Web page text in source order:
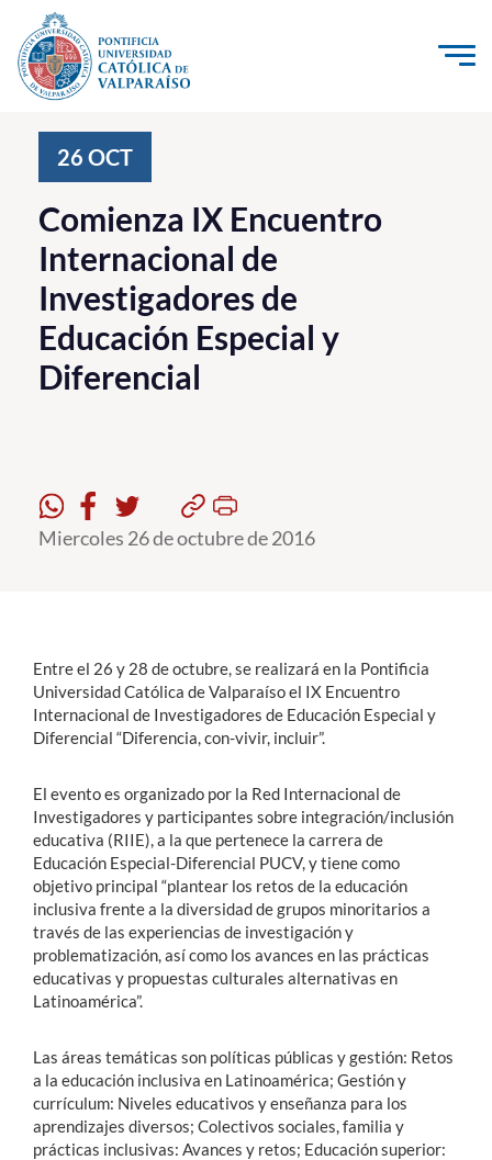
Click acá para ir directamente al contenido
Investigación, Creación e Innovación
PUCV Internacional
Vinculación con el Medio
Admisión
Pregrado
Estudiantes
Alumni
26 OCT
Comienza IX Encuentro
Internacional de
Investigadores de
Educación Especial y
Diferencial
Miercoles 26 de octubre de 2016
Entre el 26 y 28 de octubre, se realizará en la Pontificia
Universidad Católica de Valparaíso el IX Encuentro
Internacional de Investigadores de Educación Especial y
Diferencial “Diferencia, con-vivir, incluir”.
El evento es organizado por la Red Internacional de
Investigadores y participantes sobre integración/inclusión
educativa (RIIE), a la que pertenece la carrera de
Educación Especial-Diferencial PUCV, y tiene como
objetivo principal “plantear los retos de la educación
inclusiva frente a la diversidad de grupos minoritarios a
través de las experiencias de investigación y
problematización, así como los avances en las prácticas
educativas y propuestas culturales alternativas en
Latinoamérica”.
Las áreas temáticas son políticas públicas y gestión: Retos
a la educación inclusiva en Latinoamérica; Gestión y
currículum: Niveles educativos y enseñanza para los
aprendizajes diversos; Colectivos sociales, familia y
prácticas inclusivas: Avances y retos; Educación superior: